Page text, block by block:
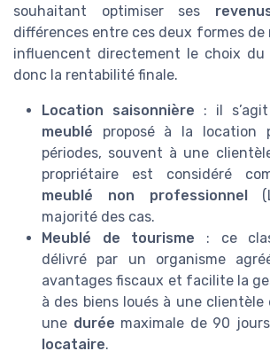
souhaitant optimiser ses
différences entre ces deux formes de
influencent directement le choix du
donc la rentabilité finale.
Location saisonnière : il
meublé proposé à la location
périodes, souvent à une
propriétaire est considéré
meublé non professionnel
majorité des cas.
Meublé de tourisme : ce
délivré par un organisme
avantages fiscaux et facilite la
à des biens loués à une clientèle
une durée maximale de 90
locataire.